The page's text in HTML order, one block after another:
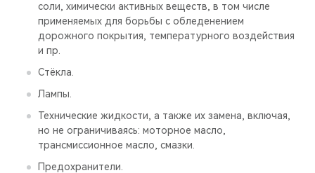
соли, химически активных веществ, в том числе
применяемых для борьбы с обледенением
дорожного покрытия, температурного воздействия
и пр.
Стёкла.
Лампы.
Технические жидкости, а также их замена, включая,
но не ограничиваясь: моторное масло,
трансмиссионное масло, смазки.
Предохранители.